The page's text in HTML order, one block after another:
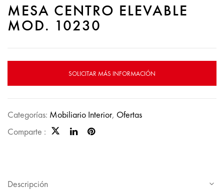
MESA CENTRO ELEVABLE
MOD. 10230
SOLICITAR MÁS INFORMACIÓN
Categorías: Mobiliario Interior, Ofertas
Comparte :
Descripción